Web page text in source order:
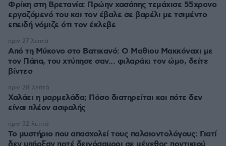
Φρίκη στη Βρετανία: Πρώην χασάπης τεμάχισε 55χρονο
εργαζόμενό του και τον έβαλε σε βαρέλι με τσιμέντο
επειδή νόμιζε ότι τον έκλεβε
Από τη Μύκονο στο Βατικανό: Ο Μαθιου Μακκόναχι με
τον Πάπα, του χτύπησε σαν... φιλαράκι τον ώμο, δείτε
βίντεο
πριν 27 λεπτά
Χαλάει η μαρμελάδα; Πόσο διατηρείται και πότε δεν
είναι πλέον ασφαλής
πριν 28 λεπτά
Το μυστήριο που απασχολεί τους παλαιοντολόγους: Γιατί
πριν 32 λεπτά